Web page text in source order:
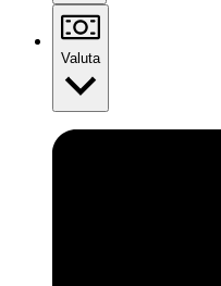
Valuta